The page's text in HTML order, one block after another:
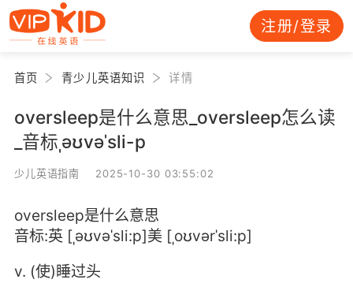
注册/登录
首页 青少儿英语知识 详情
oversleep是什么意思_oversleep怎么读
_音标ˌəʊvəˈsli-p
少儿英语指南 2025-10-30 03:55:02
oversleep是什么意思
音标:英 [ˌəʊvəˈsli:p]美 [ˌoʊvərˈsli:p]
v. (使)睡过头